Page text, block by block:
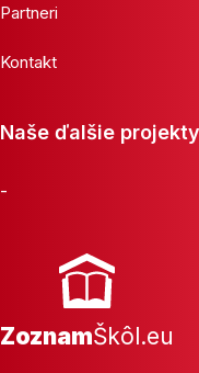
Partneri
Kontakt
Naše ďalšie projekty
-
ZoznamŠkôl.eu